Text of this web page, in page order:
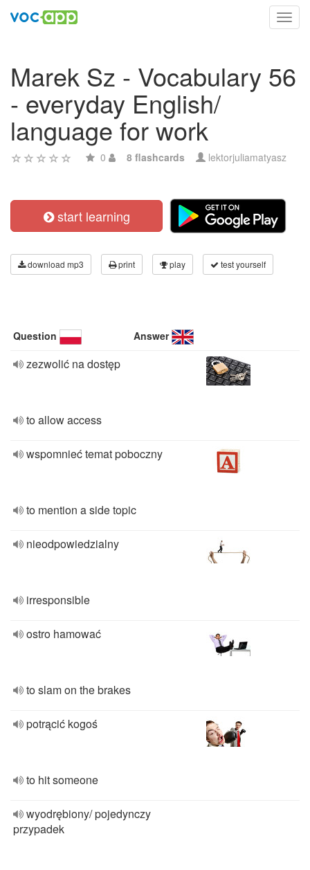
Marek Sz - Vocabulary 56
- everyday English/
language for work
0 8 flashcards lektorjuliamatyasz
start learning
download mp3 print play test yourself
Question Answer
zezwolić na dostęp
to allow access
wspomnieć temat poboczny
to mention a side topic
nieodpowiedzialny
irresponsible
ostro hamować
to slam on the brakes
potrącić kogoś
to hit someone
wyodrębiony/ pojedynczy
przypadek